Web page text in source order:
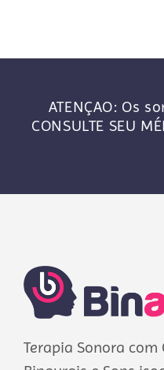
ATENÇAO: Os
CONSULTE SEU
Terapia Sonora com